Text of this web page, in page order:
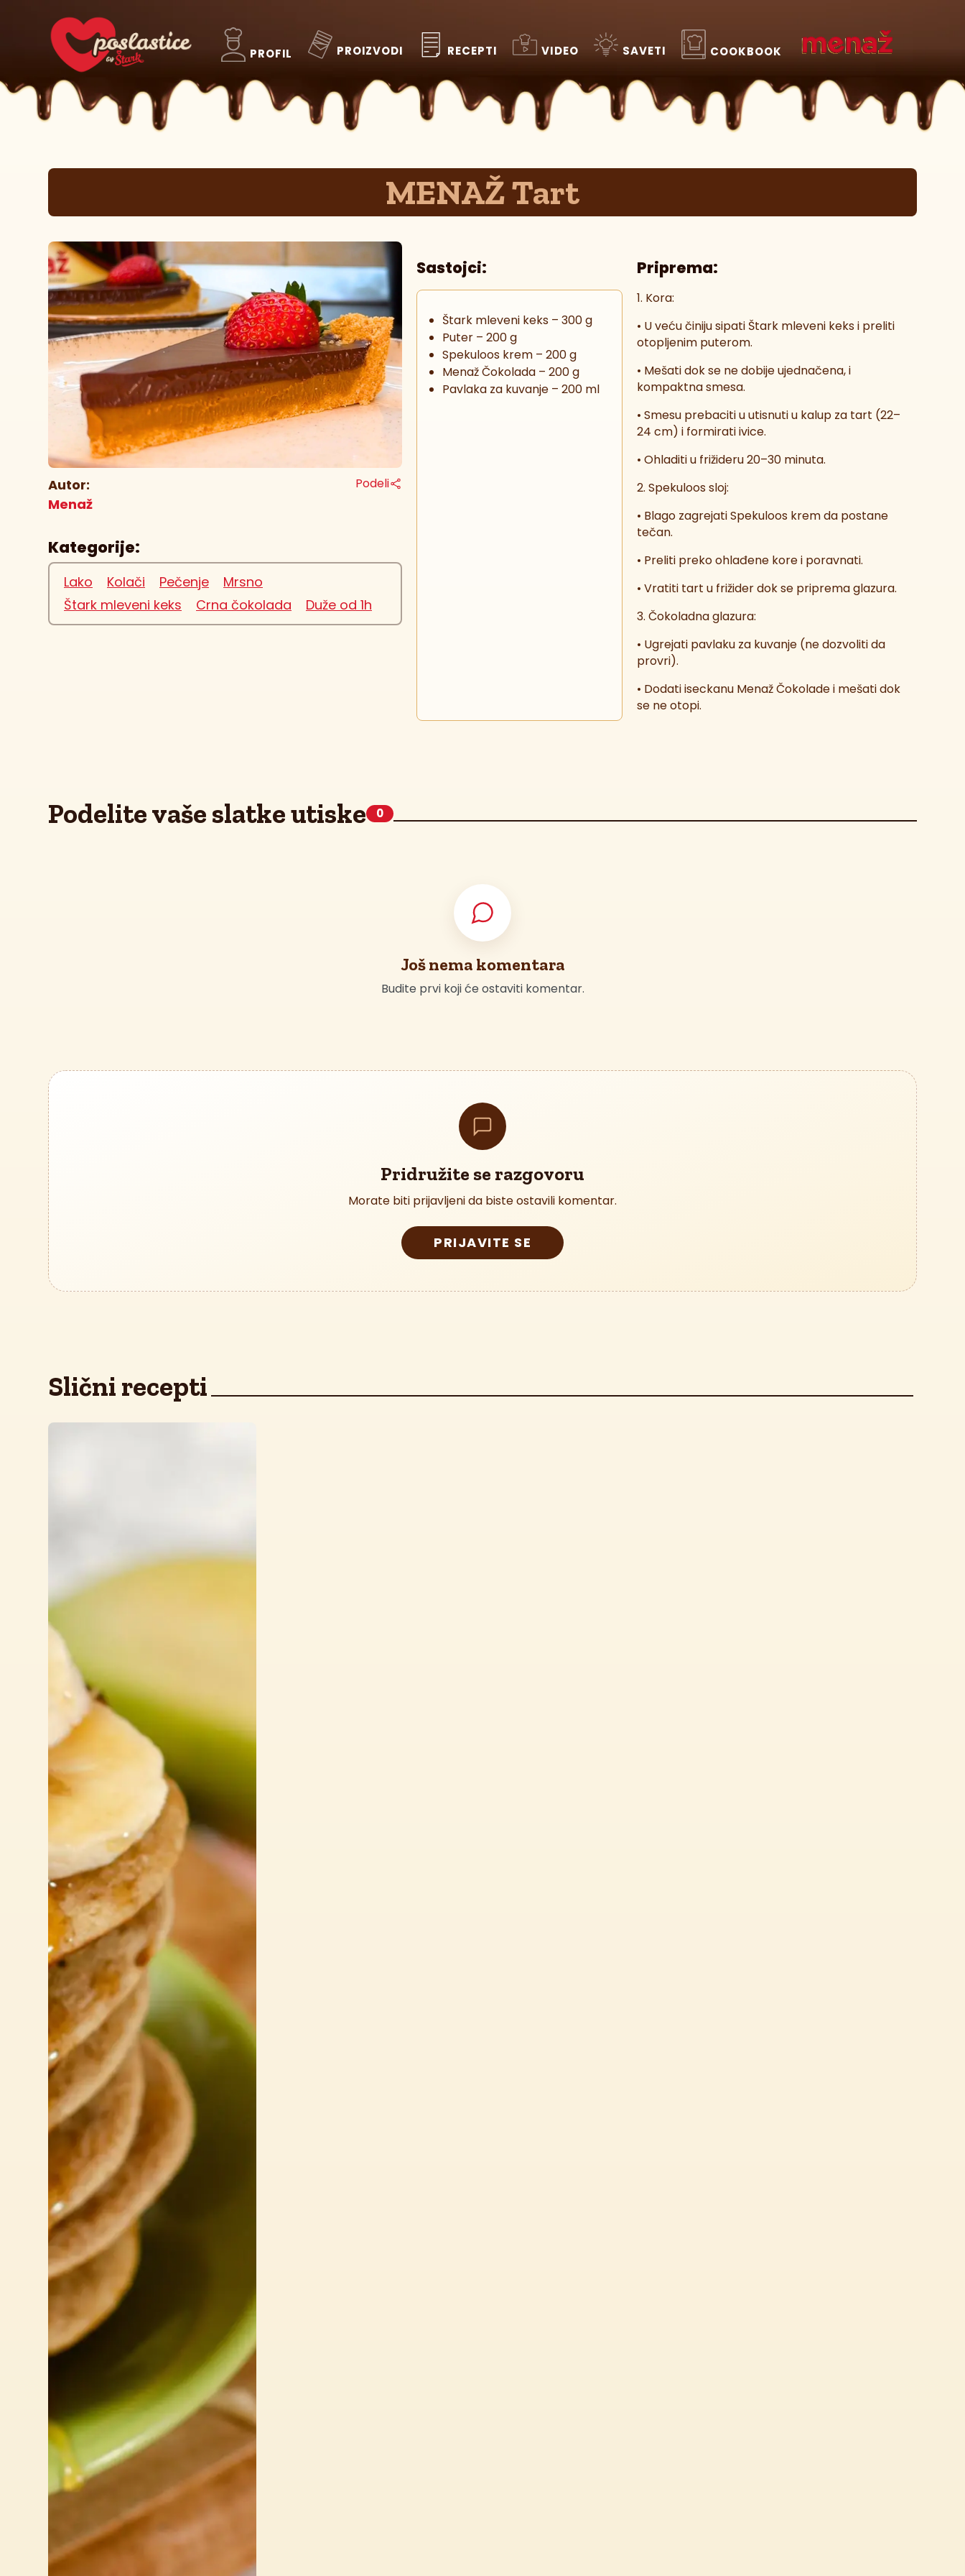
PROFIL PROIZVODI RECEPTI VIDEO SAVETI COOKBOOK
MENAŽ Tart
Autor:
Menaž
Podeli
Kategorije:
Lako Kolači Pečenje
Mrsno
Štark mleveni keks
Crna čokolada Duže od 1h
Sastojci:
Štark mleveni keks – 300 g
Puter – 200 g
Spekuloos krem – 200 g
Menaž Čokolada – 200 g
Pavlaka za kuvanje – 200 ml
Priprema:
1. Kora:
• U veću činiju sipati Štark mleveni keks i preliti
otopljenim puterom.
• Mešati dok se ne dobije ujednačena, i
kompaktna smesa.
• Smesu prebaciti u utisnuti u kalup za tart (22–
24 cm) i formirati ivice.
• Ohladiti u frižideru 20–30 minuta.
2. Spekuloos sloj:
• Blago zagrejati Spekuloos krem da postane
tečan.
• Preliti preko ohlađene kore i poravnati.
• Vratiti tart u frižider dok se priprema glazura.
3. Čokoladna glazura:
• Ugrejati pavlaku za kuvanje (ne dozvoliti da
provri).
• Dodati iseckanu Menaž Čokolade i mešati dok
se ne otopi.
ne stegne.
Podelite vaše slatke utiske 0
Još nema komentara
Budite prvi koji će ostaviti komentar.
Pridružite se razgovoru
Morate biti prijavljeni da biste ostavili komentar.
PRIJAVITE SE
Slični recepti